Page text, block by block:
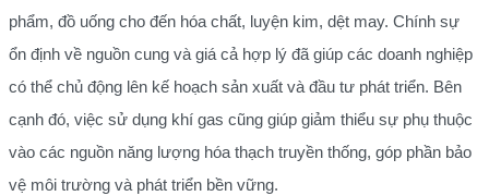
phẩm, đồ uống cho đến hóa chất, luyện kim, dệt may. Chính sự
ổn định về nguồn cung và giá cả hợp lý đã giúp các doanh nghiệp
có thể chủ động lên kế hoạch sản xuất và đầu tư phát triển. Bên
cạnh đó, việc sử dụng khí gas cũng giúp giảm thiểu sự phụ thuộc
vào các nguồn năng lượng hóa thạch truyền thống, góp phần bảo
vệ môi trường và phát triển bền vững.